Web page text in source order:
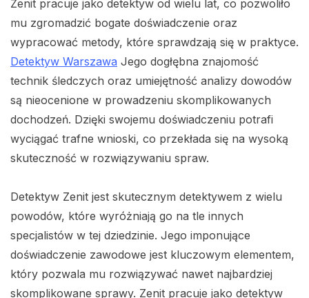
Zenit pracuje jako detektyw od wielu lat, co pozwoliło
mu zgromadzić bogate doświadczenie oraz
wypracować metody, które sprawdzają się w praktyce.
Detektyw Warszawa Jego dogłębna znajomość
technik śledczych oraz umiejętność analizy dowodów
są nieocenione w prowadzeniu skomplikowanych
dochodzeń. Dzięki swojemu doświadczeniu potrafi
wyciągać trafne wnioski, co przekłada się na wysoką
skuteczność w rozwiązywaniu spraw.
Detektyw Zenit jest skutecznym detektywem z wielu
powodów, które wyróżniają go na tle innych
specjalistów w tej dziedzinie. Jego imponujące
doświadczenie zawodowe jest kluczowym elementem,
który pozwala mu rozwiązywać nawet najbardziej
skomplikowane sprawy. Zenit pracuje jako detektyw